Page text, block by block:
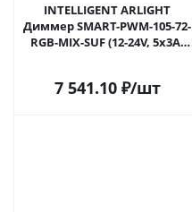
INTELLIGENT ARLIGHT
Диммер SMART-PWM-105-72-
RGB-MIX-SUF (12-24V, 5x3A,
Самаре
7 541.10₽/шт